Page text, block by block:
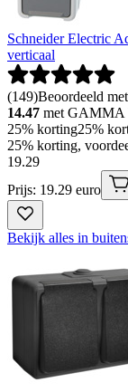
Schneider Electric
verticaal
(149)Beoordeeld
14.47 met GAMMA
25% korting25%
25% korting,
19.29
Prijs: 19.29 euro
Bekijk alles in